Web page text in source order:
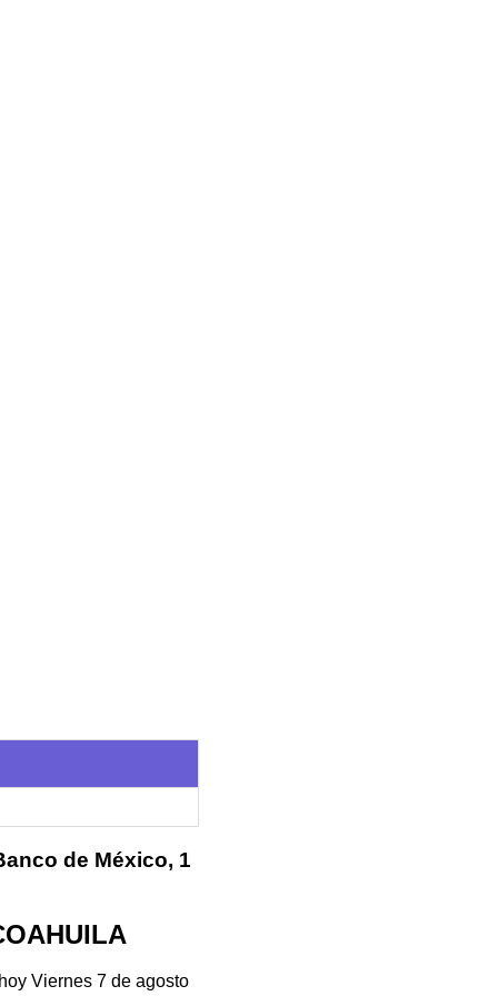
de México, 1
Viernes 7 de agosto